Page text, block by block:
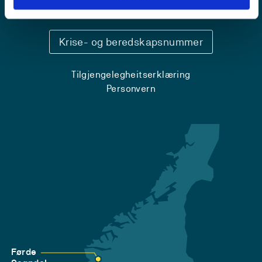
Krise- og beredskapsnummer
Tilgjengelegheitserklæring
Personvern
Førde